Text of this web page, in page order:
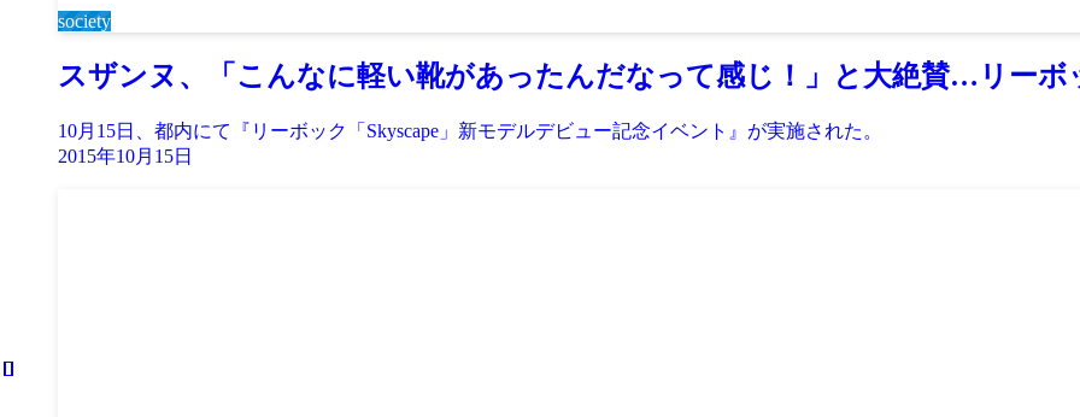
society
スザンヌ、「こんなに軽い靴があったんだなって感じ！」と大絶賛…リーボ
10月15日、都内にて『リーボック「Skyscape」新モデルデビュー記念イベント』が実施された。
2015年10月15日